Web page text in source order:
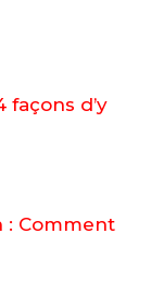
d’y
: Comment